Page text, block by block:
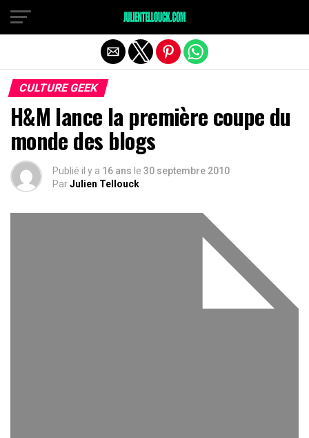
CULTURE GEEK
H&M lance la première coupe du
monde des blogs
Publié il y a 16 ans le 30 septembre 2010
ParJulien Tellouck